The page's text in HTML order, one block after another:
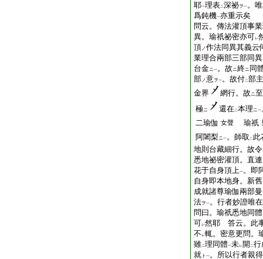
耶一理表二深祕ヲ一。
爲鈍機一亦重示矣
問云。傳法灌頂事
異。瑜祇祕密亦可レ
頂ノ作法同異其義
業理合兩部三部同
台金ニ一。故ニ終ニ 同
部ノ意ヲ一。故付二部主
金界
網行。故ニ至
極ニ 還在二本理ニ一
二瑜伽 女聲 瑜祇
阿闍梨ニ一。師取 二 此
地則台藏細行。故令
悉地祕密灌頂。直連
花于自身頂上一。即
自身即本地身。新
成就諸尊瑜伽兩部
法ヲ一。行者妙證唯在
問曰。瑜祇悉地同
可レ然耶 答云。此
不 レ輒。密意更問。
雖二理同體一未レ開 二行
就 ト 一。所以行者親得